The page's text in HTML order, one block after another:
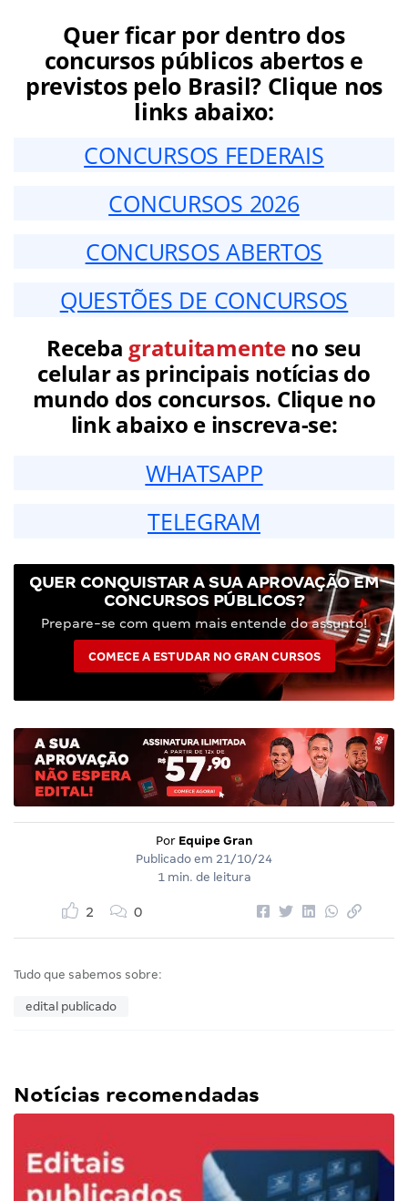
Quer ficar por dentro dos
concursos públicos abertos e
previstos pelo Brasil? Clique nos
links abaixo:
CONCURSOS FEDERAIS
CONCURSOS 2026
CONCURSOS ABERTOS
QUESTÕES DE CONCURSOS
Receba gratuitamenteno seu
celular as principais notícias do
mundo dos concursos. Clique no
link abaixo e inscreva-se:
WHATSAPP
TELEGRAM
QUER CONQUISTAR A SUA APROVAÇÃO EM
CONCURSOS PÚBLICOS?
Prepare-se com quem mais entende do assunto!
COMECE A ESTUDAR NO GRAN CURSOS
Por Equipe Gran
Publicado em 21/10/24
1 min. de leitura
2 0
Tudo que sabemos sobre:
edital publicado
Notícias recomendadas